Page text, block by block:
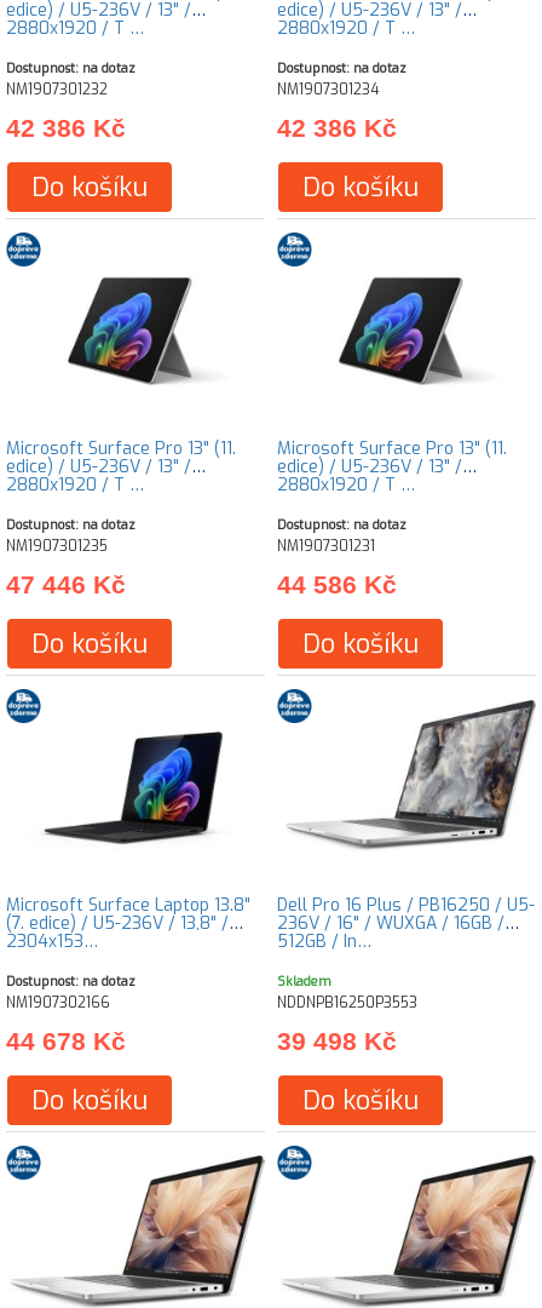
edice) / U5-236V / 13" /
2880x1920 / T …
Dostupnost: na dotaz
NM1907301232
42 386 Kč
Do košíku
edice) / U5-236V / 13" /
2880x1920 / T …
Dostupnost: na dotaz
NM1907301234
42 386 Kč
Do košíku
Microsoft Surface Pro 13" (11.
edice) / U5-236V / 13" /
2880x1920 / T …
Dostupnost: na dotaz
NM1907301235
47 446 Kč
Do košíku
Microsoft Surface Pro 13" (11.
edice) / U5-236V / 13" /
2880x1920 / T …
Dostupnost: na dotaz
NM1907301231
44 586 Kč
Do košíku
Microsoft Surface Laptop 13.8"
(7. edice) / U5-236V / 13,8" /
2304x153…
Dostupnost: na dotaz
NM1907302166
44 678 Kč
Do košíku
Dell Pro 16 Plus / PB16250 / U5-
236V / 16" / WUXGA / 16GB /
512GB / In…
Skladem
NDDNPB16250P3553
39 498 Kč
Do košíku